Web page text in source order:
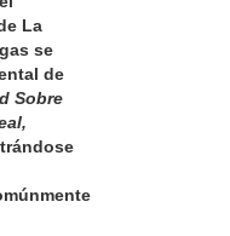
La
se
de
Sobre